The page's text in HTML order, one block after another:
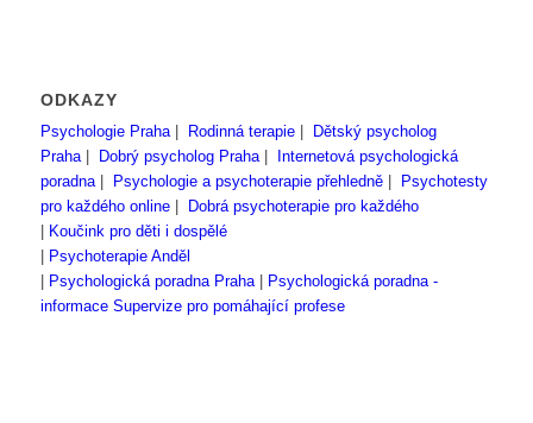
ODKAZY
Psychologie Praha| Rodinná terapie| Dětský psycholog
Praha| Dobrý psycholog Praha| Internetová psychologická
poradna| Psychologie a psychoterapie přehledně| Psychotesty
pro každého online| Dobrá psychoterapie pro každého
| Koučink pro děti i dospělé
| Psychoterapie Anděl
| Psychologická poradna Praha| Psychologická poradna -
informace Supervize pro pomáhající profese